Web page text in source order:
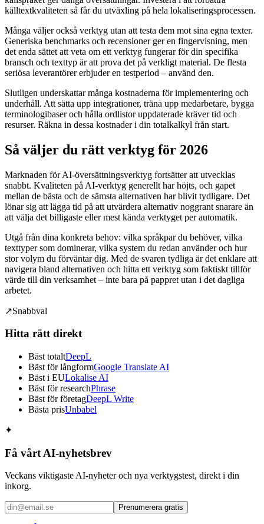
källtextkvaliteten så får du utväxling på hela lokaliseringsprocessen.
Många väljer också verktyg utan att testa dem mot sina egna texter.
Generiska benchmarks och recensioner ger en fingervisning, men
det enda sättet att veta om ett verktyg fungerar för din specifika
bransch och texttyp är att prova det på verkligt material. De flesta
seriösa leverantörer erbjuder en testperiod – använd den.
Slutligen underskattar många kostnaderna för implementering och
underhåll. Att sätta upp integrationer, träna upp medarbetare, bygga
terminologibaser och hålla ordlistor uppdaterade kräver tid och
resurser. Räkna in dessa kostnader i din totalkalkyl från start.
Så väljer du rätt verktyg för 2026
Marknaden för AI-översättningsverktyg fortsätter att utvecklas
snabbt. Kvaliteten på AI-verktyg generellt har höjts, och gapet
mellan de bästa och de sämsta alternativen har blivit tydligare. Det
lönar sig att lägga tid på att utvärdera alternativ noggrant snarare än
att välja det billigaste eller mest kända verktyget per automatik.
Utgå från dina konkreta behov: vilka språkpar du behöver, vilka
texttyper som dominerar, vilka system du redan använder och hur
stor volym du förväntar dig. Med de svaren tydliga är det enklare att
navigera bland alternativen och hitta ett verktyg som faktiskt tillför
värde till din verksamhet – inte bara på pappret utan i det dagliga
arbetet.
↗Snabbval
Hitta rätt direkt
Bäst totaltDeepL
Bäst för långformGoogle Translate AI
Bäst i EULokalise AI
Bäst för researchPhrase
Bäst för företagDeepL Write
Bästa prisUnbabel
✦
Få vårt AI-nyhetsbrev
Veckans viktigaste AI-nyheter och nya verktygstest, direkt i din
inkorg.
Prenumerera gratis